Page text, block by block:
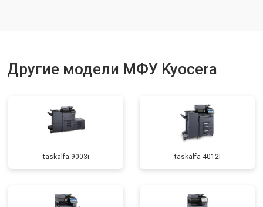
Другие модели МФУ Kyocera
taskalfa 9003i taskalfa 4012I